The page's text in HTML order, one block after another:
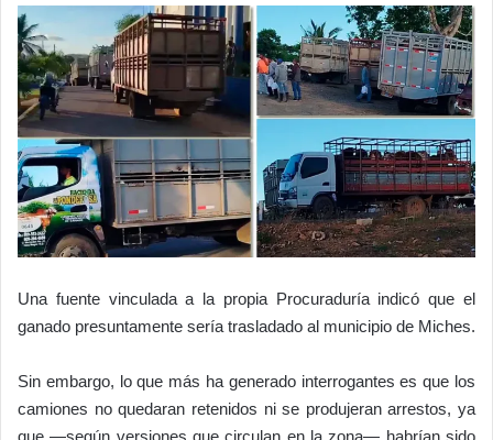
Una fuente vinculada a la propia Procuraduría indicó que el
ganado presuntamente sería trasladado al municipio de Miches.
Sin embargo, lo que más ha generado interrogantes es que los
camiones no quedaran retenidos ni se produjeran arrestos, ya
que —según versiones que circulan en la zona— habrían sido